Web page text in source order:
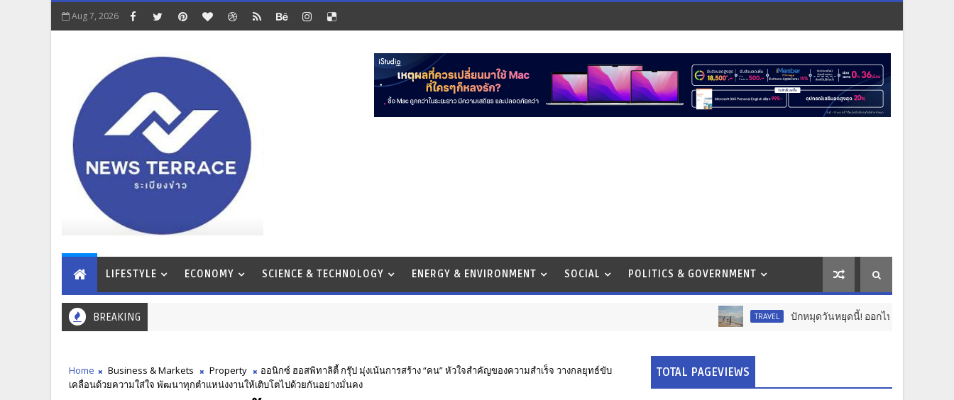
Aug 7, 2026
LIFESTYLE ECONOMY SCIENCE & TECHNOLOGY ENERGY & ENVIRONMENT SOCIAL POLITICS & GOVERNMENT
BREAKING ปักหมุดวันหยุดนี้! ออกไปสร้างช่วงเวลาพิเศษกับครอ
Home Business & Markets Property
ออนิกซ์ ฮอสพิทาลิตี้ กรุ๊ป มุ่งเน้นการสร้าง “คน” หัวใจสำคัญของความสำเร็จ วางกลยุทธ์ขับ
เคลื่อนด้วยความใส่ใจ พัฒนาทุกตำแหน่งงานให้เติบโตไปด้วยกันอย่างมั่นคง
TOTAL PAGEVIEWS